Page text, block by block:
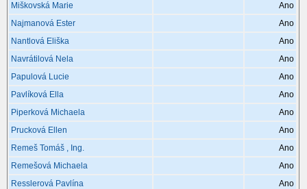
Miškovská Marie
Ano
Najmanová Ester
Ano
Nantlová Eliška
Ano
Navrátilová Nela
Ano
Papulová Lucie
Ano
Pavlíková Ella
Ano
Piperková Michaela
Ano
Prucková Ellen
Ano
Remeš Tomáš , Ing.
Ano
Remešová Michaela
Ano
Resslerová Pavlína
Ano